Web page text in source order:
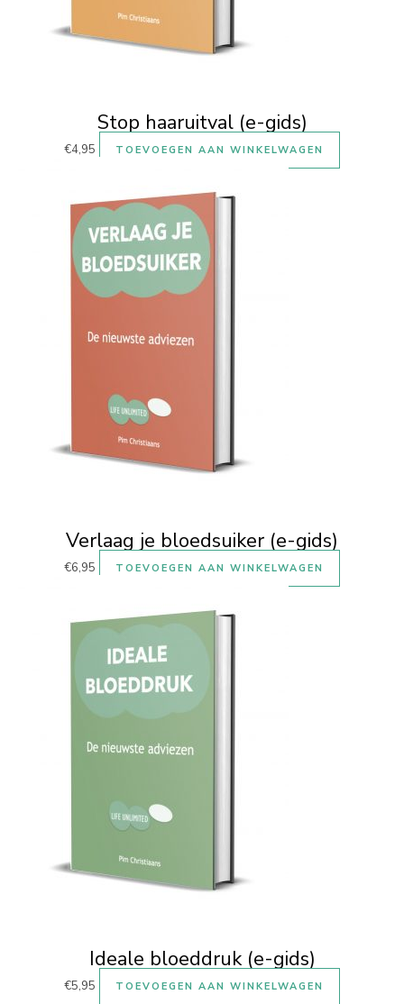
Stop haaruitval (e-gids)
€4,95 TOEVOEGEN AAN WINKELWAGEN
Verlaag je bloedsuiker (e-gids)
€6,95 TOEVOEGEN AAN WINKELWAGEN
Ideale bloeddruk (e-gids)
€5,95 TOEVOEGEN AAN WINKELWAGEN